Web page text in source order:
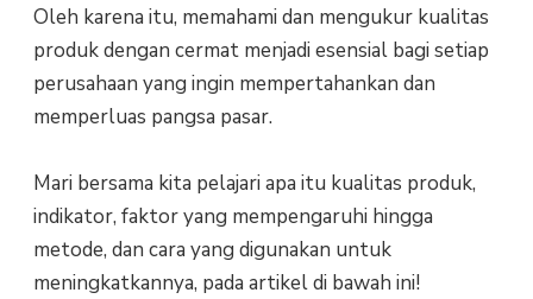
Oleh karena itu, memahami dan mengukur kualitas
produk dengan cermat menjadi esensial bagi setiap
perusahaan yang ingin mempertahankan dan
memperluas pangsa pasar.
Mari bersama kita pelajari apa itu kualitas produk,
indikator, faktor yang mempengaruhi hingga
metode, dan cara yang digunakan untuk
meningkatkannya, pada artikel di bawah ini!